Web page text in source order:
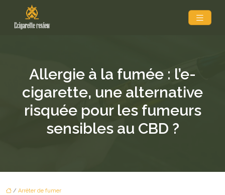
Allergie à la fumée : l’e-
cigarette, une alternative
risquée pour les fumeurs
sensibles au CBD ?
/ Arrêter de fumer